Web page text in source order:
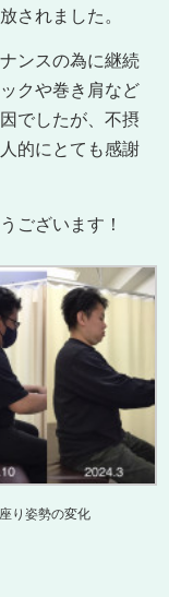
されました。
ンスの為に継続
クや巻き肩など
でしたが、不摂
的にとても感謝
ございます！
座り姿勢の変化